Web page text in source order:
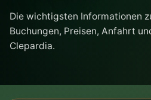
Die wichtigsten Informationen
Buchungen, Preisen, Anfahrt
Clepardia.